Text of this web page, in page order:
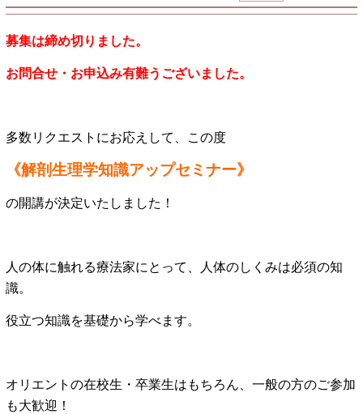
募集は締め切りました。
お問合せ・お申込み有難うございました。
多数リクエストにお応えして、この度
《解剖生理学知識アップセミナー》
の開講が決定いたしました！
人の体に触れる療法家にとって、人体のしくみは必須の知
識。
役立つ知識を基礎から学べます。
オリエントの在校生・卒業生はもちろん、一般の方のご参加
も大歓迎！